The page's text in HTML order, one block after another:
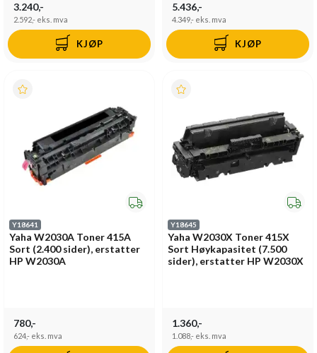
3.240,-
2.592,- eks. mva
KJØP
5.436,-
4.349,- eks. mva
KJØP
Y18641
Yaha W2030A Toner 415A
Sort (2.400 sider), erstatter
HP W2030A
780,-
624,- eks. mva
Y18645
Yaha W2030X Toner 415X
Sort Høykapasitet (7.500
sider), erstatter HP W2030X
1.360,-
1.088,- eks. mva